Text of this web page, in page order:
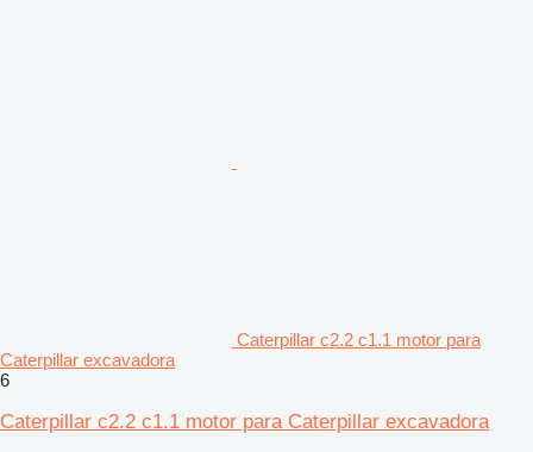
Caterpillar c2.2 c1.1 motor para
Caterpillar excavadora
6
Caterpillar c2.2 c1.1 motor para Caterpillar excavadora